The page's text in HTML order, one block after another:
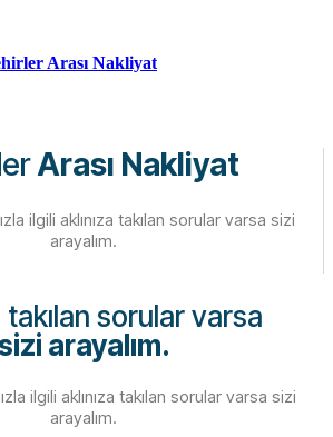
Arası Nakliyat
Arası Nakliyat
ilgili aklınıza takılan sorular varsa sizi
arayalım.
takılan sorular varsa
arayalım.
ilgili aklınıza takılan sorular varsa sizi
arayalım.